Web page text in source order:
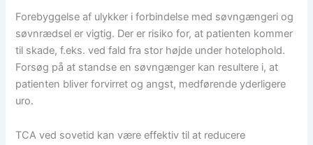
Forebyggelse af ulykker i forbindelse med søvngængeri og
søvnrædsel er vigtig. Der er risiko for, at patienten kommer
til skade, f.eks. ved fald fra stor højde under hotelophold.
Forsøg på at standse en søvngænger kan resultere i, at
patienten bliver forvirret og angst, medførende yderligere
uro.
TCA ved sovetid kan være effektiv til at reducere